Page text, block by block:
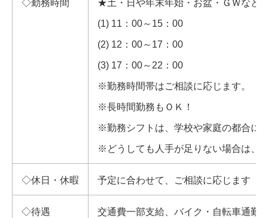
◇勤務時間 ★土・日や年末年始・お盆・ＧＷなど
(1) 11：00～15：00
(2) 12：00～17：00
(3) 17：00～22：00
※勤務時間帯はご相談に応じます。
※長時間勤務もＯＫ！
※勤務シフトは、学校や家庭の都合に
※どうしても人手が足りない場合は、
◇休日・休暇 予定に合わせて、ご相談に応じます
◇待遇 交通費一部支給、バイク・自転車通勤